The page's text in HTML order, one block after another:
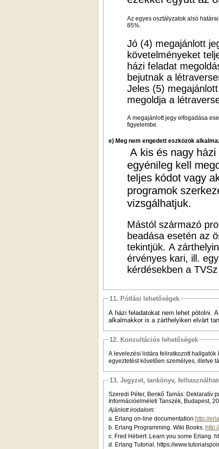
Az egyes osztályzatok alsó
85%.
Jó (4) megajánlott
követelményeket
házi feladat
bejutnak a
Jeles (5)
megoldja a
A megajánlott jegy elfogadása
figyelembe.
e) Meg nem engedett eszközök
A kis és nagy
egyénileg kell
teljes kódot vagy
programok
vizsgálhatjuk.
Mástól származó
beadása esetén az
tekintjük. A
érvényes kari, ill.
kérdésekben a
11. Pótlási lehetőségek
A házi feladatokat nem lehet pótolni.
alkalmakkor is a zárthelyiken elvárt
12. Konzultációs lehetőségek
A levelezési listára feliratkozott
egyeztetést követően személyes, illetve
13. Jegyzet, tankönyv,
Szeredi Péter, Benkő Tamás: Deklaratív
Információelméleti Tanszék, Budapest,
Ajánlott irodalom:
a. Erlang on-line documentation http://
b. Erlang Programming. Wiki Books.
c. Fred Hébert: Learn you some Erlang.
d. Erlang Tutorial. https://